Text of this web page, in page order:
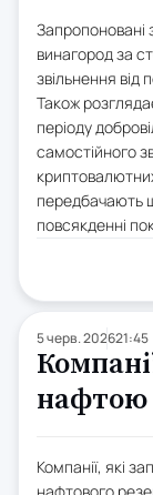
Запропоновані
винагород за
звільнення від
Також
періоду
самостійного
передбачають
повсякденні
5 черв. 202621:45
нафтою
Компанії, які